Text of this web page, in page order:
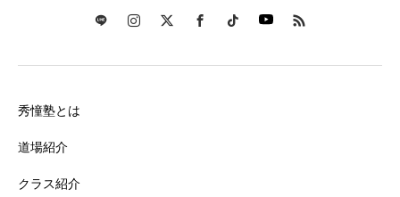
秀憧塾とは
道場紹介
クラス紹介